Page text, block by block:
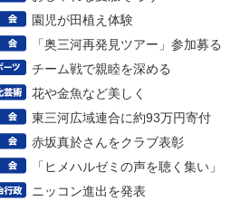
園児が田植え体験
「奥三河再発見ツアー」参加募る
チーム戦で親睦を深める
花や金魚など美しく
東三河広域連合に約93万円寄付
赤坂真於さんをクラブ表彰
「ヒメハルゼミの声を聴く集い」
ニッコン進出を発表